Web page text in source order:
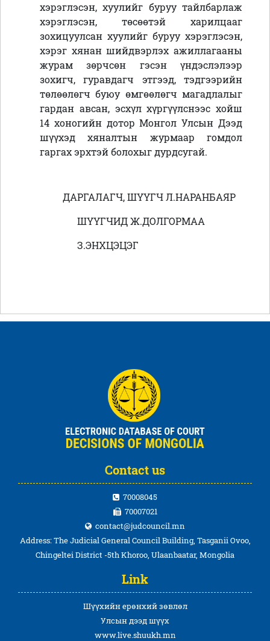
хэрэглэсэн, хуулийг буруу тайлбарлаж
хэрэглэсэн, төсөөтэй харилцааг
зохицуулсан хуулийг буруу хэрэглэсэн,
хэрэг хянан шийдвэрлэх ажиллагааны
журам зөрчсөн гэсэн үндэслэлээр
зохигч, гуравдагч этгээд, тэдгээрийн
төлөөлөгч буюу өмгөөлөгч магадлалыг
гардан авсан, эсхүл хүргүүлснээс хойш
14 хоногийн дотор Монгол Улсын Дээд
шүүхэд хяналтын журмаар гомдол
гаргах эрхтэй болохыг дурдсугай.
ДАРГАЛАГЧ, ШҮҮГЧЛ.НАРАНБАЯР
ШҮҮГЧИДЖ.ДОЛГОРМАА
З.ЭНХЦЭЦЭГ
Contact us
70008045
70007021
contact@judcouncil.mn
Address: The Judicial General Council Building, Tasganii Ovoo,
Chingeltei District -5th Khoroo, Ulaanbaatar, Mongolia
Link
Шүүхийн ерөнхий зөвлөл
Улсын дээд шүүх
www.live.shuukh.mn